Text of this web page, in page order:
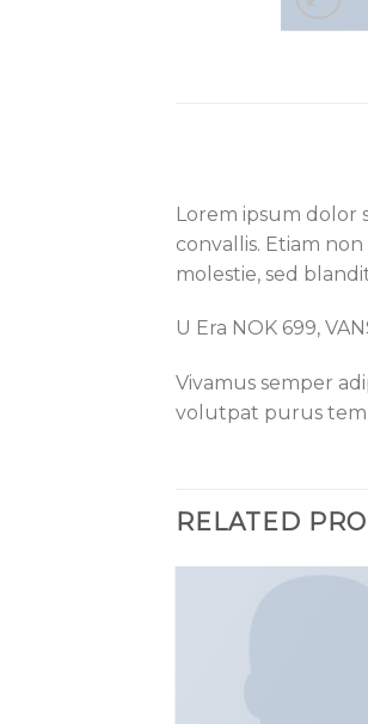
Lorem ipsum dolor
convallis. Etiam
molestie, sed
U Era NOK 699,
Vivamus semper
volutpat purus
RELATED